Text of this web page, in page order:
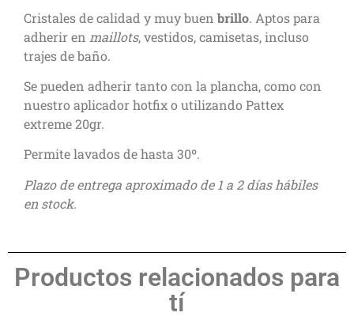
Cristales de calidad y muy buen brillo. Aptos para
adherir en maillots, vestidos, camisetas, incluso
trajes de baño.
Se pueden adherir tanto con la plancha, como con
nuestro aplicador hotfix o utilizando Pattex
extreme 20gr.
Permite lavados de hasta 30º.
Plazo de entrega aproximado de 1 a 2 días hábiles
en stock.
Productos relacionados para
tí